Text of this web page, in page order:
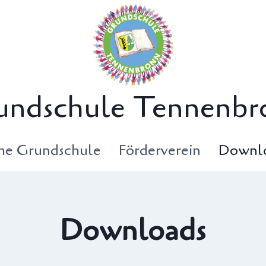
Grundschule Förderverein
Downloads